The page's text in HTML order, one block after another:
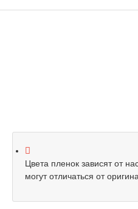
Цвета пленок зависят от
могут отличаться от